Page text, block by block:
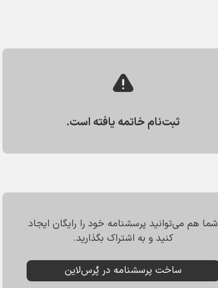
ثبت‌نام خاتمه یافته است.
شما هم می‌توانید پرسشنامه خود را رایگان ایجاد
کنید و به اشتراک بگذارید.
ساخت پرسشنامه در پُرس‌لاین